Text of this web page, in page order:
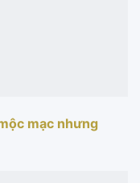
mạc nhưng